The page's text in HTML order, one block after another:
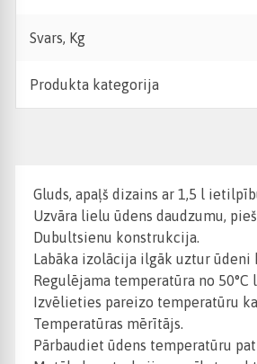
Svars, Kg
Produkta kategorija
Gluds, apaļš dizains ar 1,5 l
Uzvāra lielu ūdens daudzumu,
Dubultsienu konstrukcija.
Labāka izolācija ilgāk uztur ūdeni
Regulējama temperatūra no 50°C
Izvēlieties pareizo temperatūru
Temperatūras mērītājs.
Pārbaudiet ūdens temperatūru